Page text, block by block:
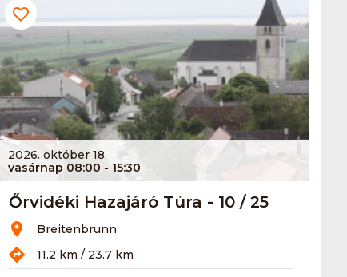
2026. október 18.
vasárnap 08:00 - 15:30
Őrvidéki Hazajáró Túra - 10 / 25
Breitenbrunn
11.2 km / 23.7 km